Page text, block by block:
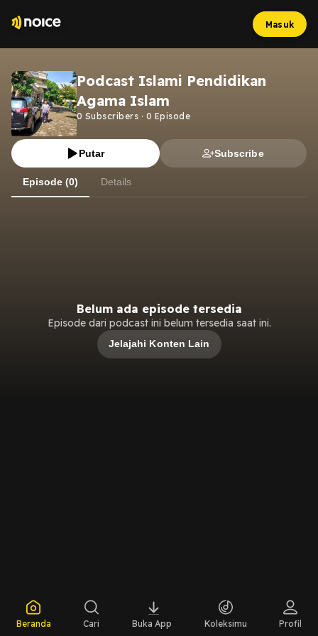
Masuk
Podcast Islami Pendidikan
Agama Islam
0 Subscribers · 0 Episode
Putar Subscribe
Episode (0) Details
Belum ada episode tersedia
Episode dari podcast ini belum tersedia saat ini.
Jelajahi Konten Lain
Beranda Cari Buka App Koleksimu Profil